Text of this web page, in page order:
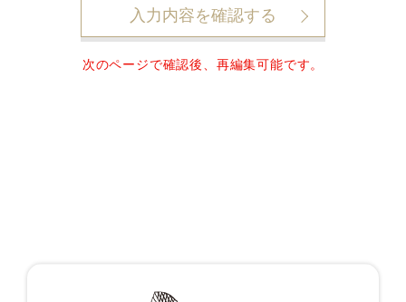
入力内容を確認する
次のページで確認後、再編集可能です。